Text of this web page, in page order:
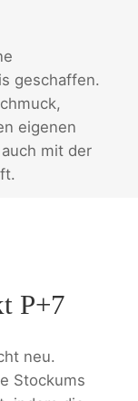
geschaffen.
eigenen
mit der
P+7
neu.
Stockums